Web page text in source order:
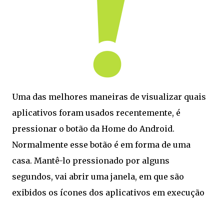
Uma das melhores maneiras de visualizar quais
aplicativos foram usados recentemente, é
pressionar o botão da Home do Android.
Normalmente esse botão é em forma de uma
casa. Mantê-lo pressionado por alguns
segundos, vai abrir uma janela, em que são
exibidos os ícones dos aplicativos em execução